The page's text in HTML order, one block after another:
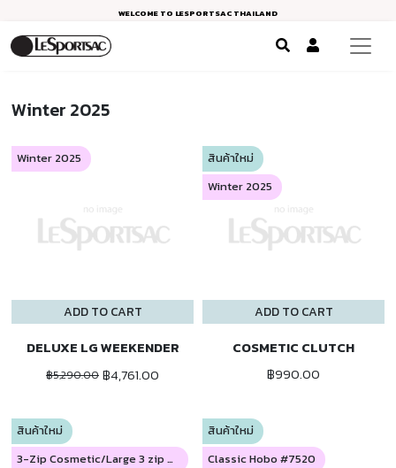
WELCOME TO LESPORTSAC THAILAND
Winter 2025
ADD TO CART
Winter 2025
DELUXE LG WEEKENDER
฿5,290.00 ฿4,761.00
ADD TO CART
สินค้าใหม่
Winter 2025
COSMETIC CLUTCH
฿990.00
สินค้าใหม่
3-Zip Cosmetic/Large 3 zip #7158/7115
สินค้าใหม่
Classic Hobo #7520